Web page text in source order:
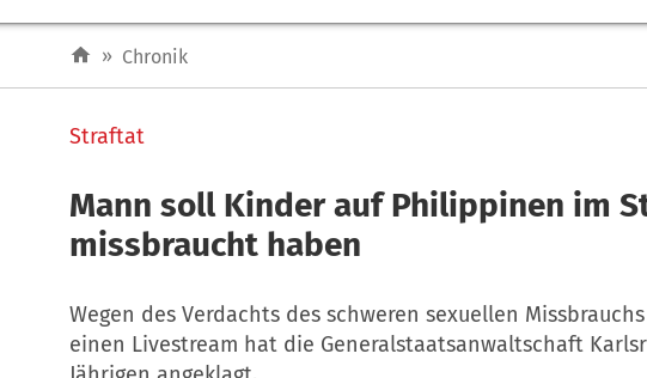
» Chronik
Straftat
Mann soll Kinder auf Philippinen im
missbraucht haben
Wegen des Verdachts des schweren sexuellen
einen Livestream hat die Generalstaatsanwaltschaft